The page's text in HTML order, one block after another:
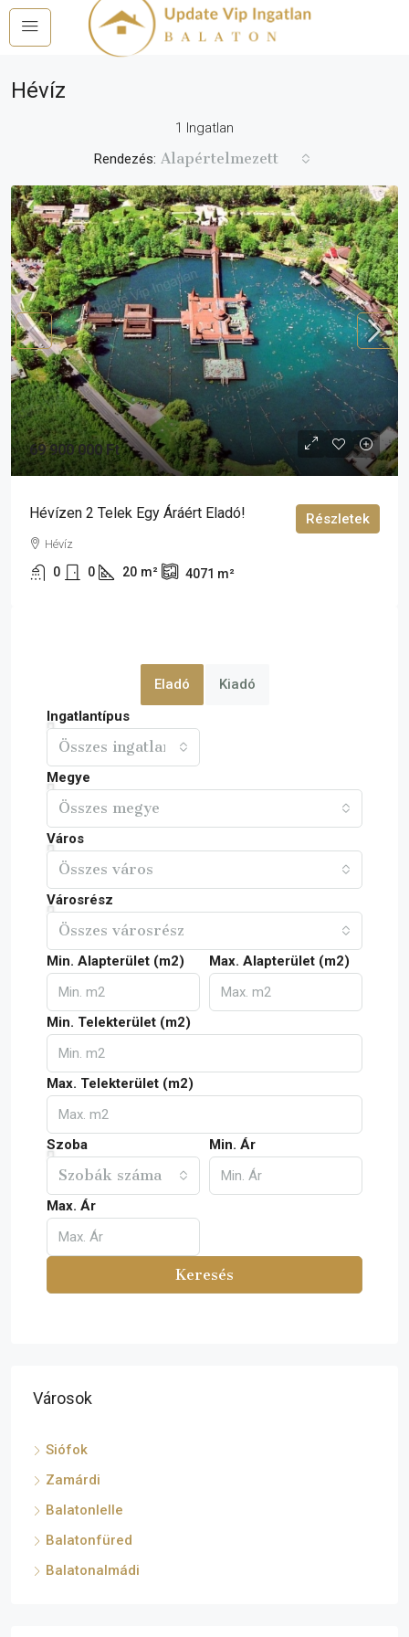
Hévíz
1 Ingatlan
Rendezés: Alapértelmezett
69 900 000 Ft
Hévízen 2 Telek Egy Áráért Eladó!
Hévíz
0 0 20 m² 4071 m²
Részletek
Eladó
Kiadó
Ingatlantípus
Összes ingatlan
Megye
Összes megye
Város
Összes város
Városrész
Összes városrész
Min. Alapterület (m2) Max. Alapterület (m2)
Min. Telekterület (m2)
Max. Telekterület (m2)
Szoba
Szobák száma
Min. Ár
Max. Ár
Keresés
Városok
Siófok
Zamárdi
Balatonlelle
Balatonfüred
Balatonalmádi